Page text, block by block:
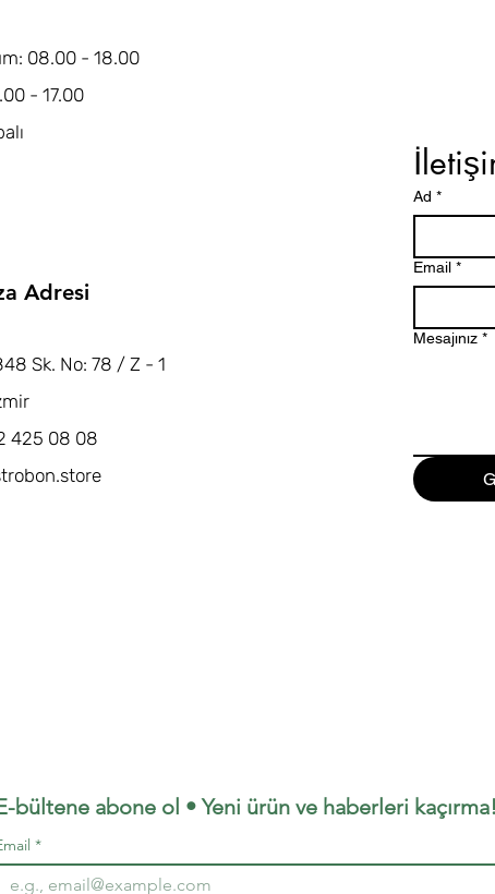
08.00 - 18.00
- 17.00
Adresi
Sk. No: 78 / Z - 1
425 08 08
Ad *
Email *
Mesajınız *
bültene abone ol • Yeni ürün ve haberleri kaçırma!
*